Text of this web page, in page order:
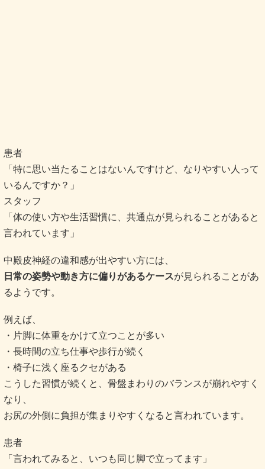
患者
「特に思い当たることはないんですけど、なりやすい人って
いるんですか？」
スタッフ
「体の使い方や生活習慣に、共通点が見られることがあると
言われています」
中殿皮神経の違和感が出やすい方には、
日常の姿勢や動き方に偏りがあるケースが見られることがあ
るようです。
例えば、
・片脚に体重をかけて立つことが多い
・長時間の立ち仕事や歩行が続く
・椅子に浅く座るクセがある
こうした習慣が続くと、骨盤まわりのバランスが崩れやすく
なり、
お尻の外側に負担が集まりやすくなると言われています。
患者
「言われてみると、いつも同じ脚で立ってます」